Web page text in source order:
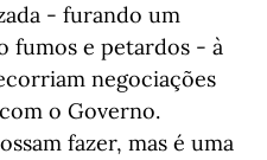
- furando um
fumos e petardos - à
negociações
o Governo.
fazer, mas é uma